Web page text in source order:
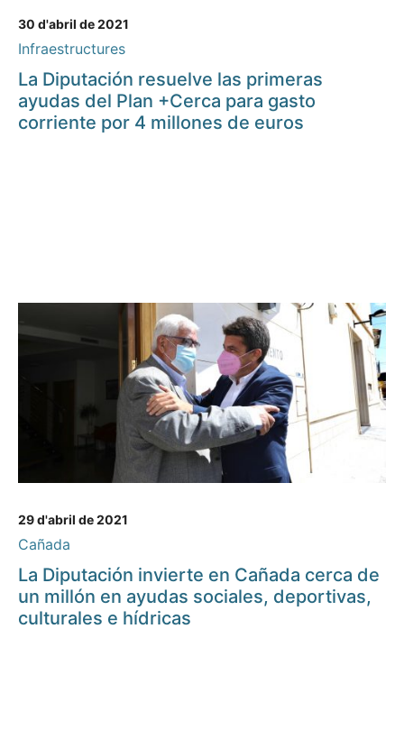
30 d'abril de 2021
Infraestructures
La Diputación resuelve las primeras
ayudas del Plan +Cerca para gasto
corriente por 4 millones de euros
29 d'abril de 2021
Cañada
La Diputación invierte en Cañada cerca de
un millón en ayudas sociales, deportivas,
culturales e hídricas